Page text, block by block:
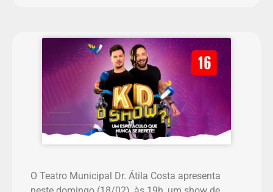
O Teatro Municipal Dr. Átila Costa apresenta